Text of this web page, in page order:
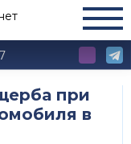
при
в